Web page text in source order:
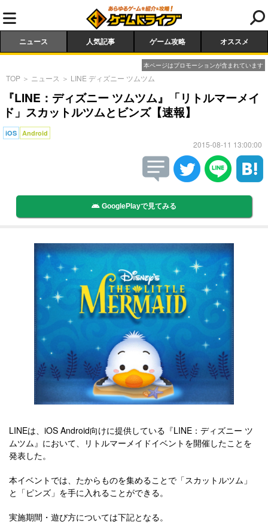
ニュース 人気記事 ゲーム攻略 オススメ
本ページはプロモーションが含まれています
TOP ＞ ニュース ＞ LINE ディズニー ツムツム
『LINE：ディズニー ツムツム』「リトルマーメイ
ド」スカットルツムとビンズ【速報】
iOS Android
2015-08-11 13:00:00
GooglePlayで見てみる
LINEは、iOS Android向けに提供している『LINE：ディズニー ツ
ムツム』において、リトルマーメイドイベントを開催したことを
発表した。
本イベントでは、たからものを集めることで「スカットルツム」
と「ピンズ」を手に入れることができる。
実施期間・遊び方については下記となる。